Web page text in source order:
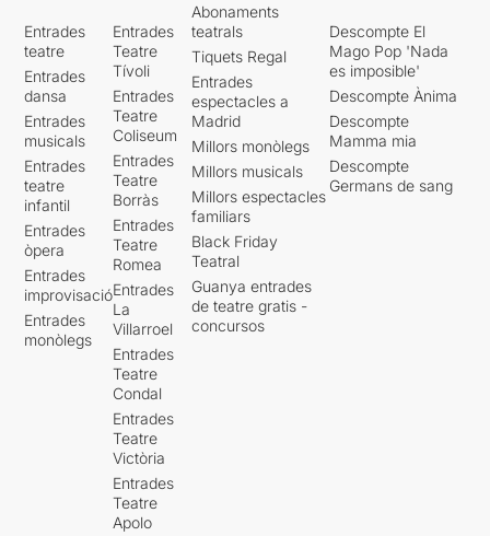
Entrades
teatre
Entrades
dansa
Entrades
musicals
Entrades
teatre
infantil
Entrades
òpera
Entrades
improvisació
Entrades
monòlegs
Entrades
Teatre
Tívoli
Entrades
Teatre
Coliseum
Entrades
Teatre
Borràs
Entrades
Teatre
Romea
Entrades
La
Villarroel
Entrades
Teatre
Condal
Entrades
Teatre
Victòria
Entrades
Teatre
Apolo
Abonaments
teatrals
Tiquets Regal
Entrades
espectacles a
Madrid
Millors monòlegs
Millors musicals
Millors espectacles
familiars
Black Friday
Teatral
Guanya entrades
de teatre gratis -
concursos
Descompte El
Mago Pop 'Nada
es imposible'
Descompte Ànima
Descompte
Mamma mia
Descompte
Germans de sang